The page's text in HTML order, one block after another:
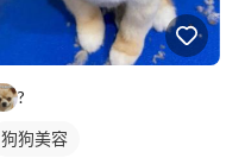
?
狗狗美容